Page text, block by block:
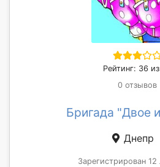
Рейтинг: 36
0 отзывов
Бригада "Двое
Днепр
Зарегистрирован 12